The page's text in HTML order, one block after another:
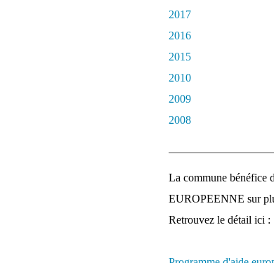
2017
2016
2015
2010
2009
2008
La commune bénéfice
EUROPEENNE sur
Retrouvez le détail ici :